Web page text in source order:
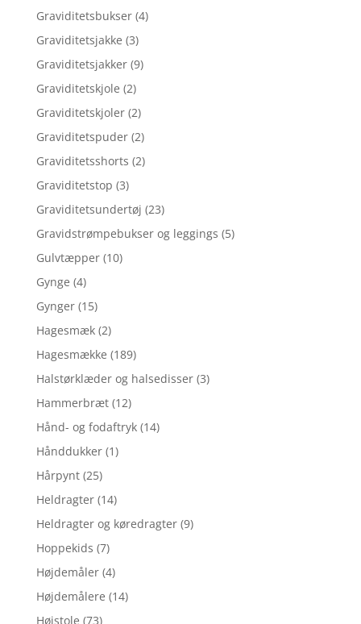
Graviditetsbukser (4)
Graviditetsjakke (3)
Graviditetsjakker (9)
Graviditetskjole (2)
Graviditetskjoler (2)
Graviditetspuder (2)
Graviditetsshorts (2)
Graviditetstop (3)
Graviditetsundertøj (23)
Gravidstrømpebukser og leggings (5)
Gulvtæpper (10)
Gynge (4)
Gynger (15)
Hagesmæk (2)
Hagesmække (189)
Halstørklæder og halsedisser (3)
Hammerbræt (12)
Hånd- og fodaftryk (14)
Hånddukker (1)
Hårpynt (25)
Heldragter (14)
Heldragter og køredragter (9)
Hoppekids (7)
Højdemåler (4)
Højdemålere (14)
Højstole (73)